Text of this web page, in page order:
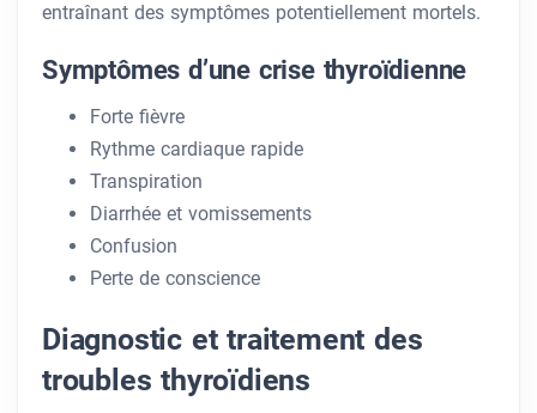
entraînant des symptômes potentiellement mortels.
Symptômes d’une crise thyroïdienne
Forte fièvre
Rythme cardiaque rapide
Transpiration
Diarrhée et vomissements
Confusion
Perte de conscience
Diagnostic et traitement des
troubles thyroïdiens